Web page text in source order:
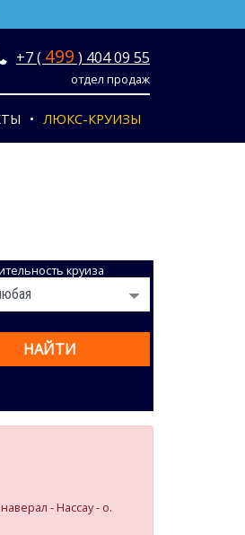
+7 ( 499 ) 404 09 55
отдел продаж
ЛЮКС-КРУИЗЫ
круиза
НАЙТИ
- Нассау - о.